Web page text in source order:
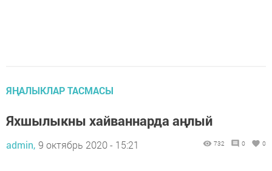
ЯҢАЛЫКЛАР ТАСМАСЫ
Яхшылыкны хайваннарда аңлый
admin, 9 октябрь 2020 - 15:21 732 0 0